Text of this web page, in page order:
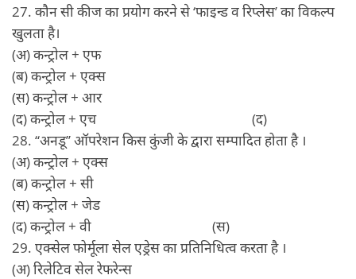
27. कौन सी कीज का प्रयोग करने से ‘फाइन्ड व रिप्लेस’ का विकल्प
खुलता है।
(अ) कन्ट्रोल + एफ
(ब) कन्‍ट्रोल + एक्‍स
(स) कन्‍ट्रोल + आर
(द) कन्‍ट्रोल + एच (द)
28. ‘‘अनडू’’ ऑपरेशन किस कुंजी के द्वारा सम्पादित होता है ।
(अ) कन्‍ट्रोल + एक्‍स
(ब) कन्‍ट्रोल + सी
(स) कन्‍ट्रोल + जेड
(द) कन्‍ट्रोल + वी (स)
29. एक्सेल फोर्मूला सेल एड्रेस का प्रतिनिधित्व करता है ।
(अ) रिलेटिव सेल रेफरेन्‍स